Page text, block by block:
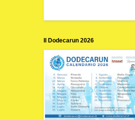
Il Dodecarun 2026